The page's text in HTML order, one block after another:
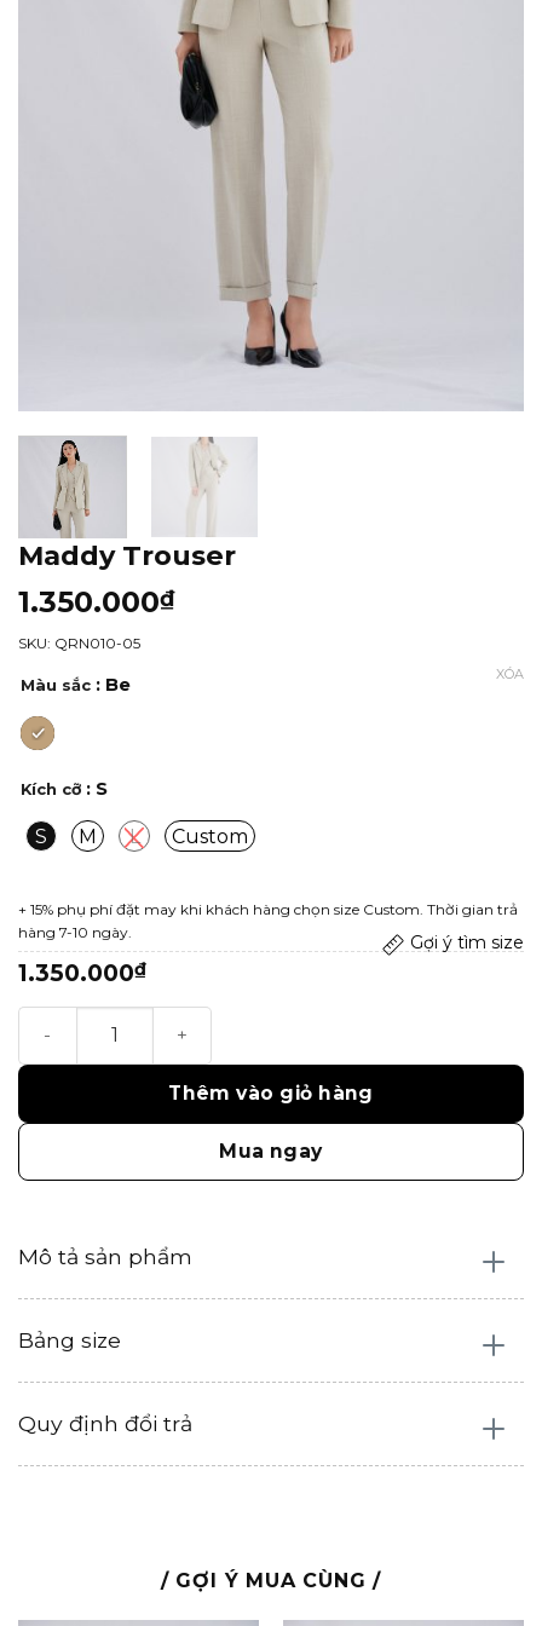
Maddy Trouser
1.350.000₫
SKU: QRN010-05
Màu sắc : Be
Kích cỡ : S
S M L Custom
XÓA
+ 15% phụ phí đặt may khi khách hàng chọn size Custom. Thời gian trả
hàng 7-10 ngày.
Gợi ý tìm size
1.350.000₫
Thêm vào giỏ hàng
Mua ngay
Mô tả sản phẩm
Bảng size
Quy định đổi trả
/ GỢI Ý MUA CÙNG /